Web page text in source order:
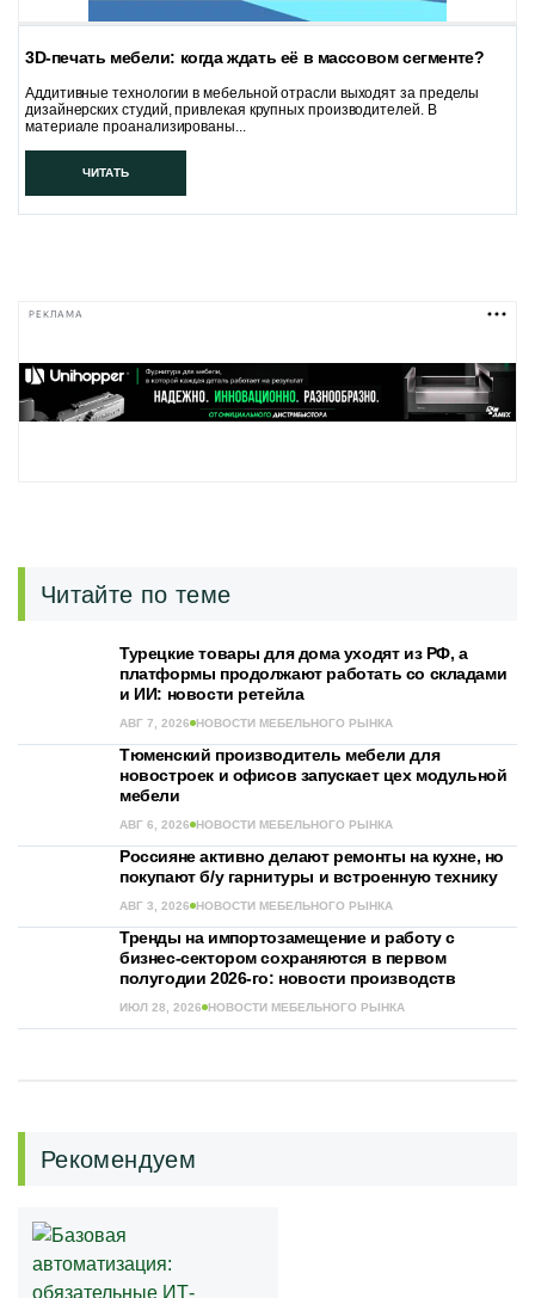
3D-печать мебели: когда ждать её в массовом сегменте?
Аддитивные технологии в мебельной отрасли выходят за пределы
дизайнерских студий, привлекая крупных производителей. В
материале проанализированы...
ЧИТАТЬ
РЕКЛАМА
Читайте по теме
Турецкие товары для дома уходят из РФ, а
платформы продолжают работать со складами
и ИИ: новости ретейла
АВГ 7, 2026 НОВОСТИ МЕБЕЛЬНОГО РЫНКА
Тюменский производитель мебели для
новостроек и офисов запускает цех модульной
мебели
АВГ 6, 2026 НОВОСТИ МЕБЕЛЬНОГО РЫНКА
Россияне активно делают ремонты на кухне, но
покупают б/у гарнитуры и встроенную технику
АВГ 3, 2026 НОВОСТИ МЕБЕЛЬНОГО РЫНКА
Тренды на импортозамещение и работу с
бизнес-сектором сохраняются в первом
полугодии 2026-го: новости производств
ИЮЛ 28, 2026 НОВОСТИ МЕБЕЛЬНОГО РЫНКА
Рекомендуем